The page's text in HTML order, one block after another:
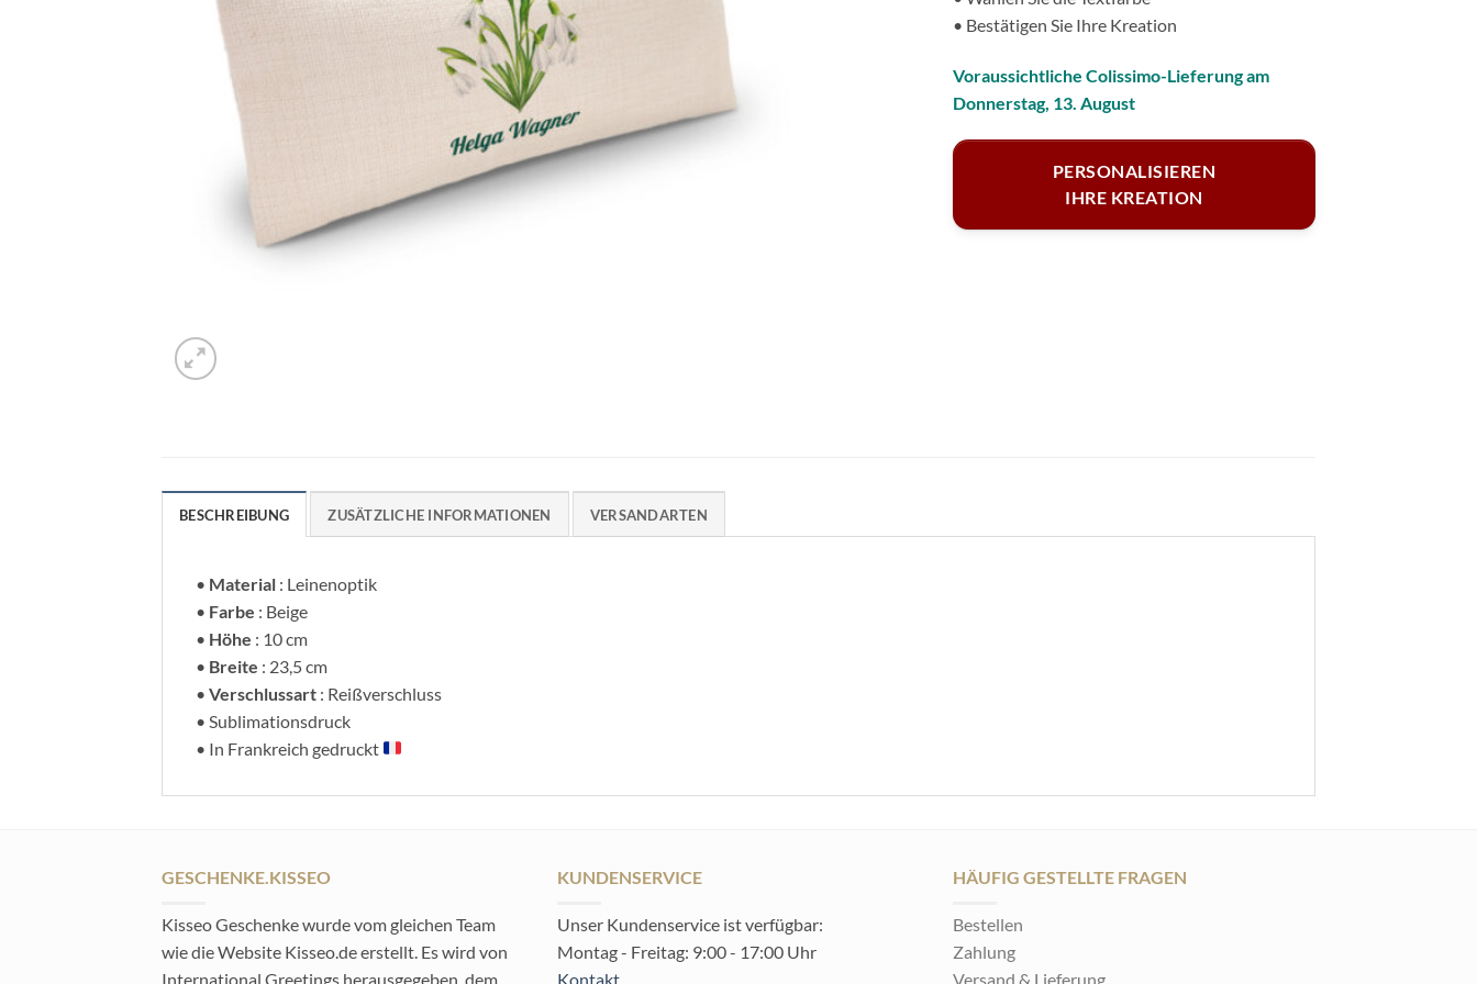
• Bestätigen Sie Ihre Kreation
Voraussichtliche Colissimo-Lieferung am
Donnerstag, 13. August
PERSONALISIEREN
IHRE KREATION
BESCHREIBUNG ZUSÄTZLICHE INFORMATIONEN VERSANDARTEN
• Material : Leinenoptik
• Farbe : Beige
• Höhe : 10 cm
• Breite : 23,5 cm
• Verschlussart : Reißverschluss
• Sublimationsdruck
• In Frankreich gedruckt
GESCHENKE.KISSEO
Kisseo Geschenke wurde vom gleichen Team
wie die Website Kisseo.de erstellt. Es wird von
International Greetings herausgegeben, dem
KUNDENSERVICE
Unser Kundenservice ist verfügbar:
Montag - Freitag: 9:00 - 17:00 Uhr
Kontakt
HÄUFIG GESTELLTE FRAGEN
Bestellen
Zahlung
Versand & Lieferung